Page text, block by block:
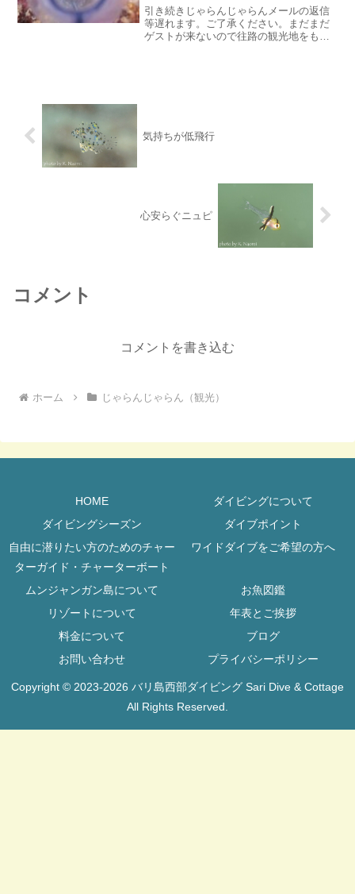
引き続きじゃらんじゃらんメールの返信
等遅れます。ご了承ください。まだまだ
ゲストが来ないので往路の観光地をもう
気持ちが低飛行
心安らぐニュピ
コメント
コメントを書き込む
ホーム じゃらんじゃらん（観光）
HOME
ダイビングについて
ダイビングシーズン
ダイブポイント
自由に潜りたい方のためのチャー
ターガイド・チャーターボート
ワイドダイブをご希望の方へ
ムンジャンガン島について
お魚図鑑
リゾートについて
年表とご挨拶
料金について
ブログ
お問い合わせ
プライバシーポリシー
Copyright © 2023-2026 バリ島西部ダイビング Sari Dive & Cottage
All Rights Reserved.